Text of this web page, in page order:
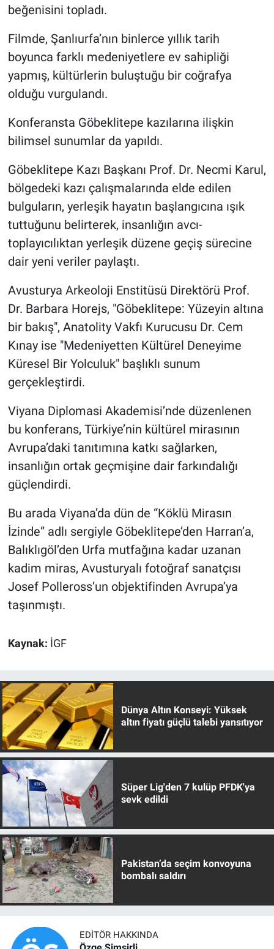
beğenisini topladı.
Filmde, Şanlıurfa’nın binlerce yıllık tarih
boyunca farklı medeniyetlere ev sahipliği
yapmış, kültürlerin buluştuğu bir coğrafya
olduğu vurgulandı.
Konferansta Göbeklitepe kazılarına ilişkin
bilimsel sunumlar da yapıldı.
Göbeklitepe Kazı Başkanı Prof. Dr. Necmi Karul,
bölgedeki kazı çalışmalarında elde edilen
bulguların, yerleşik hayatın başlangıcına ışık
tuttuğunu belirterek, insanlığın avcı-
toplayıcılıktan yerleşik düzene geçiş sürecine
dair yeni veriler paylaştı.
Avusturya Arkeoloji Enstitüsü Direktörü Prof.
Dr. Barbara Horejs, "Göbeklitepe: Yüzeyin altına
bir bakış", Anatolity Vakfı Kurucusu Dr. Cem
Kınay ise "Medeniyetten Kültürel Deneyime
Küresel Bir Yolculuk" başlıklı sunum
gerçekleştirdi.
Viyana Diplomasi Akademisi’nde düzenlenen
bu konferans, Türkiye’nin kültürel mirasının
Avrupa’daki tanıtımına katkı sağlarken,
insanlığın ortak geçmişine dair farkındalığı
güçlendirdi.
Bu arada Viyana’da dün de “Köklü Mirasın
İzinde” adlı sergiyle Göbeklitepe’den Harran’a,
Balıklıgöl’den Urfa mutfağına kadar uzanan
kadim miras, Avusturyalı fotoğraf sanatçısı
Josef Polleross’un objektifinden Avrupa’ya
taşınmıştı.
Kaynak: İGF
Dünya Altın Konseyi: Yüksek
altın fiyatı güçlü talebi yansıtıyor
Süper Lig'den 7 kulüp PFDK'ya
sevk edildi
Pakistan’da seçim konvoyuna
bombalı saldırı
EDITÖR HAKKINDA